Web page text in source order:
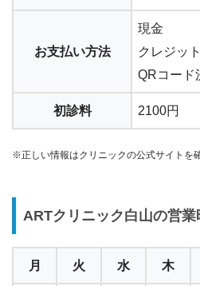
お支払い方法
現金
クレジッ
QRコード
初診料 2100円
※正しい情報はクリニックの公式サイトを
ARTクリニック白山の営業
月 火 水 木